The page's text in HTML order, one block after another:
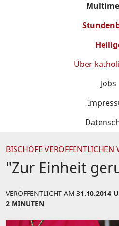
Über
Jobs
BISCHÖFE
"Zur Einheit
VERÖFFENTLICHT AM 31.10.2014
2 MINUTEN